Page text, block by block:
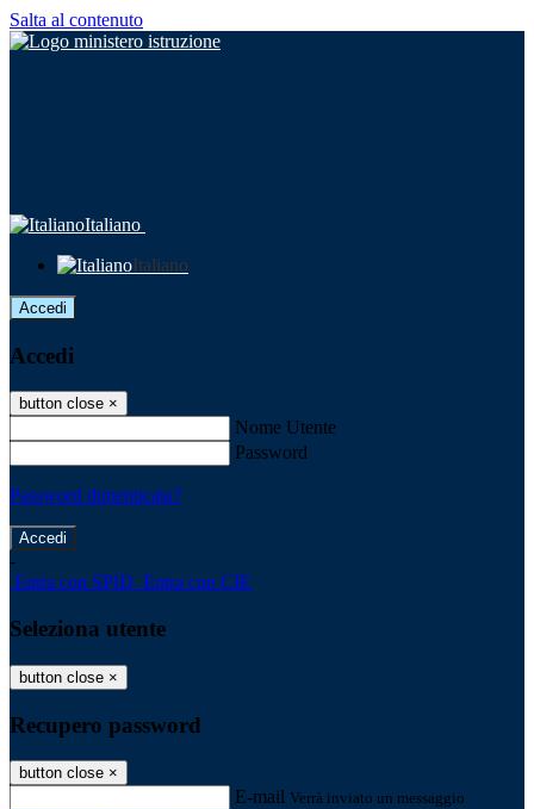
Salta al contenuto
Italiano
Italiano
Accedi
Accedi
button close ×
Nome Utente
Password
Password dimenticata?
-
Entra con SPID Entra con CIE
Seleziona utente
button close ×
Recupero password
button close ×
E-mail Verrà inviato un messaggio